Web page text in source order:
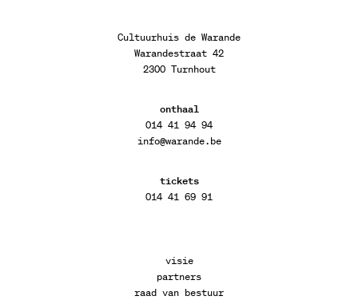
Cultuurhuis de Warande
Warandestraat 42
2300 Turnhout
onthaal
014 41 94 94
info@warande.be
tickets
014 41 69 91
visie
partners
raad van bestuur